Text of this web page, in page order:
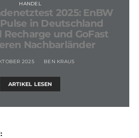
HANDEL
2025: EnBW
in Deutschland
Recharge und GoFast
Nachbarländer
2025 BEN KRAUS
ARTIKEL LESEN